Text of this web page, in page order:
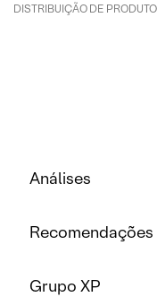
DISTRIBUIÇÃO DE
Análises
Recomendações
Grupo XP